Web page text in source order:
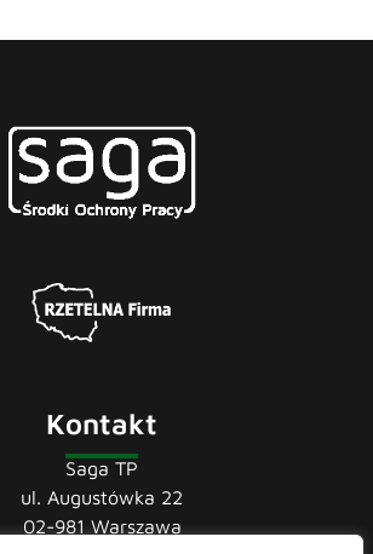
Kontakt
Saga TP
ul. Augustówka 22
02-981 Warszawa